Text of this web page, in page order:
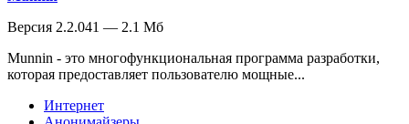
Версия 2.2.041 — 2.1 Мб
Munnin - это многофункциональная программа разработки,
которая предоставляет пользователю мощные...
Интернет